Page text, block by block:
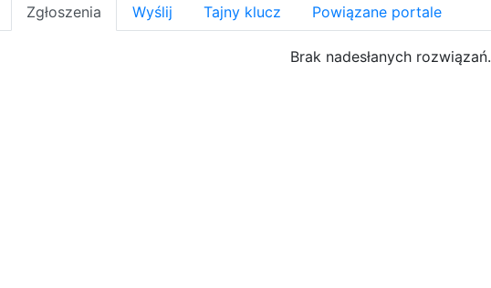
Zgłoszenia Wyślij Tajny klucz Powiązane portale
Brak nadesłanych rozwiązań.